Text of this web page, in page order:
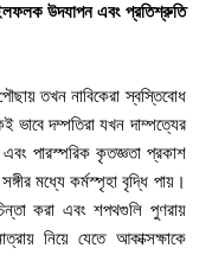
উদযাপন এবং প্রতিশ্রুতি
তখন নাবিকেরা স্বস্তিবোধ
ভাবে দম্পতিরা যখন দাম্পত্যের
পারস্পরিক কৃতজ্ঞতা প্রকাশ
মধ্যে কর্মস্পৃহা বৃদ্ধি পায়।
করা এবং শপথগুলি পুণরায়
নিয়ে যেতে আকাক্সক্ষাকে